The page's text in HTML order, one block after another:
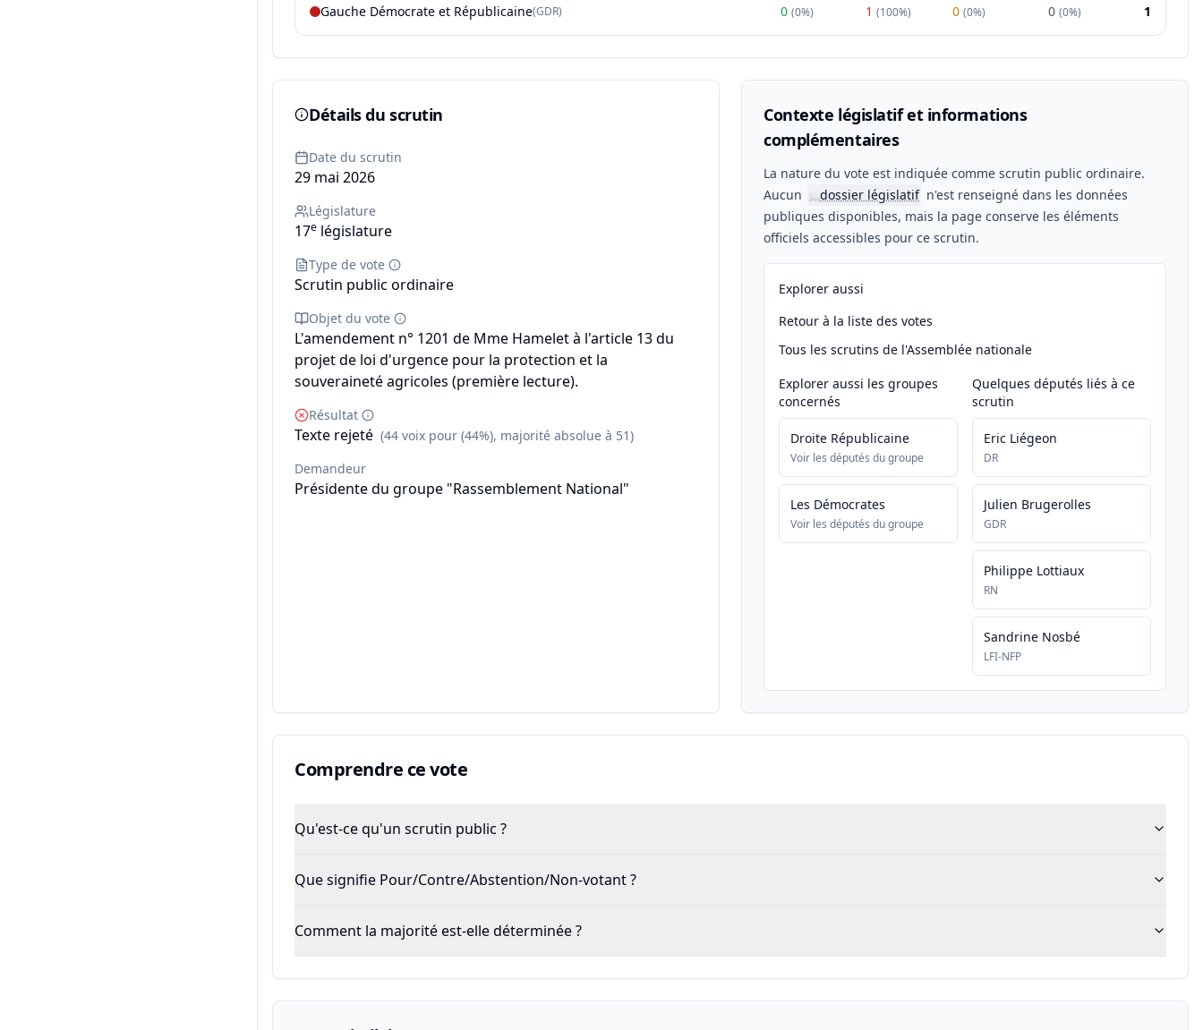
Gauche Démocrate et Républicaine(GDR) 0 (0%) 1 (100%) 0 (0%) 0 (0%) 1
Détails du scrutin
Date du scrutin
29 mai 2026
Législature
17e législature
Type de vote
Scrutin public ordinaire
Objet du vote
L'amendement n° 1201 de Mme Hamelet à l'article 13 du
projet de loi d'urgence pour la protection et la
souveraineté agricoles (première lecture).
Résultat
Texte rejeté (44 voix pour (44%), majorité absolue à 51)
Demandeur
Présidente du groupe "Rassemblement National"
Contexte législatif et informations
complémentaires
La nature du vote est indiquée comme scrutin public ordinaire.
Aucun
📖dossier législatif n'est renseigné dans les données
publiques disponibles, mais la page conserve les éléments
officiels accessibles pour ce scrutin.
Explorer aussi
Retour à la liste des votes
Tous les scrutins de l'Assemblée nationale
Explorer aussi les groupes
concernés
Droite Républicaine
Voir les députés du groupe
Les Démocrates
Voir les députés du groupe
Quelques députés liés à ce
scrutin
Eric Liégeon
DR
Julien Brugerolles
GDR
Philippe Lottiaux
RN
Sandrine Nosbé
LFI-NFP
Comprendre ce vote
Qu'est-ce qu'un scrutin public ?
Que signifie Pour/Contre/Abstention/Non-votant ?
Comment la majorité est-elle déterminée ?